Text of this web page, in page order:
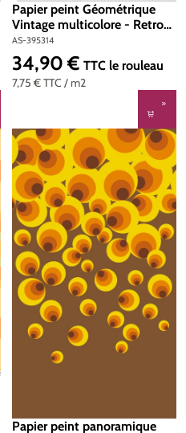
Papier peint Géométrique
Vintage multicolore - Retro
Chic d'A.S. Création | Réf. AS-
395314
AS-395314
7,75 €TTC / m2
Prix régulier :
34,90 € TTC le rouleau
Papier peint panoramique